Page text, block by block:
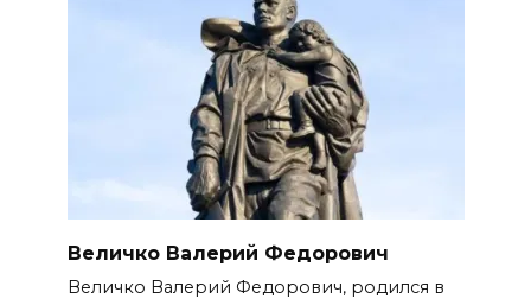
Величко Валерий Федорович
Величко Валерий Федорович, родился в